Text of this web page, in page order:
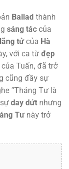
Ballad thành
sáng tác của
lãng tửcủa Hà
với ca từ đẹp
của Tuấn, đã trở
cũng đầy sự
“Tháng Tư là
day dứt nhưng
Tưnày trở